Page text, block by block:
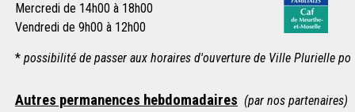
Mercredi de 14h00 à 18h00
Vendredi de 9h00 à 12h00
* possibilité de passer aux horaires d'ouverture de Ville Plurielle
Autres permanences hebdomadaires (par nos partenaires)